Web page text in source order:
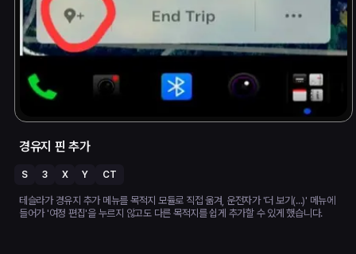
경유지 핀 추가
S 3 X Y CT
테슬라가 경유지 추가 메뉴를 목적지 모듈로 직접 옮겨, 운전자가 '더 보기(...)' 메뉴에
들어가 '여정 편집'을 누르지 않고도 다른 목적지를 쉽게 추가할 수 있게 했습니다.